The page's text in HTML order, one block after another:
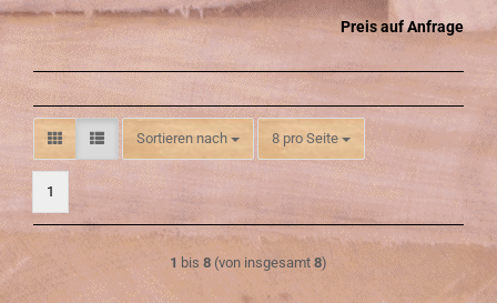
Preis auf Anfrage
Sortieren nach
Sortieren nach 8 pro Seite
pro Seite
1
1 bis 8 (von insgesamt 8)